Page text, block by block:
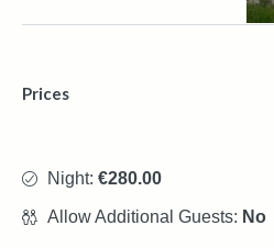
Prices
Night: €280.00
Allow Additional Guests: No